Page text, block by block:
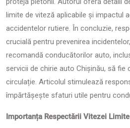
limite de viteză aplicabile și impactul
accidentelor rutiere. În concluzie,
crucială pentru prevenirea
recomandă conducătorilor auto,
servicii de chirie auto Chișinău, să fie
circulație. Articolul stimulează
împărtășește sfaturi utile pentru
Importanța Respectării Vitezei